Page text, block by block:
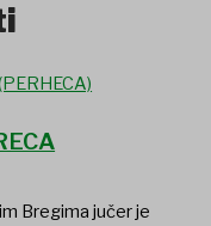
Bregima jučer je